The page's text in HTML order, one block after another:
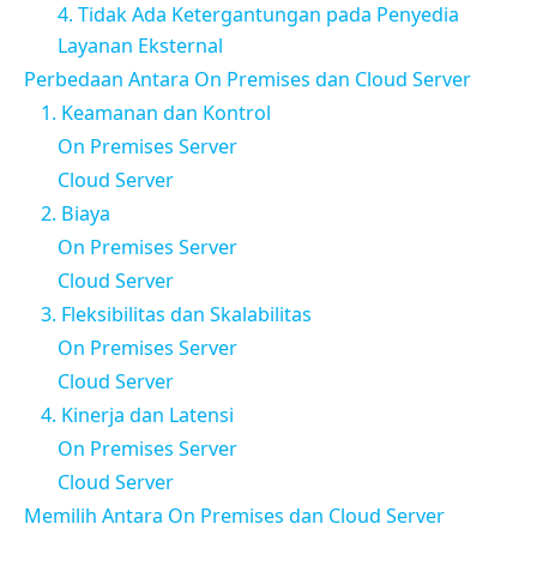
4. Tidak Ada Ketergantungan pada Penyedia
Layanan Eksternal
Perbedaan Antara On Premises dan Cloud Server
1. Keamanan dan Kontrol
On Premises Server
Cloud Server
2. Biaya
On Premises Server
Cloud Server
3. Fleksibilitas dan Skalabilitas
On Premises Server
Cloud Server
4. Kinerja dan Latensi
On Premises Server
Cloud Server
Memilih Antara On Premises dan Cloud Server